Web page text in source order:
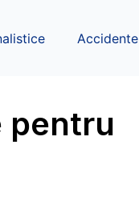
Accidente
pentru